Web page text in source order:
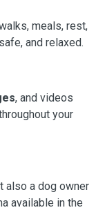
meals, rest,
and relaxed.
, and videos
your
also a dog owner
available in the